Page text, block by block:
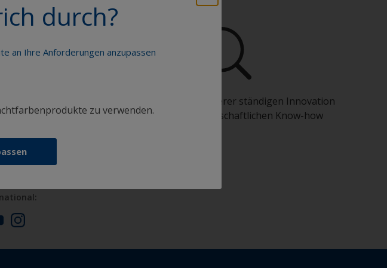
durch?
an Ihre Anforderungen anzupassen
zu verwenden.
auszuführen
Profitieren Sie von unserer ständigen Innovation
und unserem wissenschaftlichen Know-how